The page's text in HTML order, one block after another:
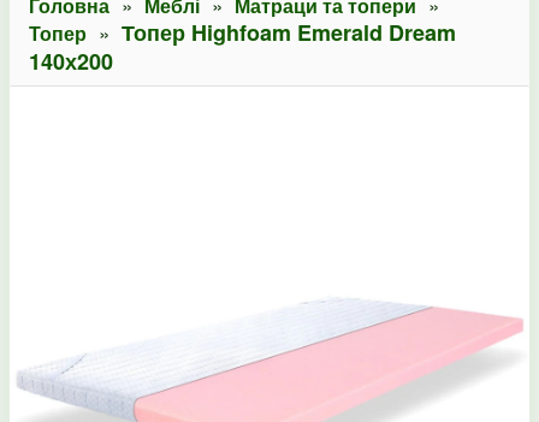
Топер » Топер Highfoam Emerald Dream
140х200